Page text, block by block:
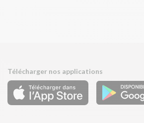
Télécharger nos applications